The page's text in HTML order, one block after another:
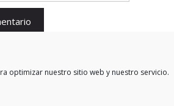
optimizar nuestro sitio web y nuestro servicio.